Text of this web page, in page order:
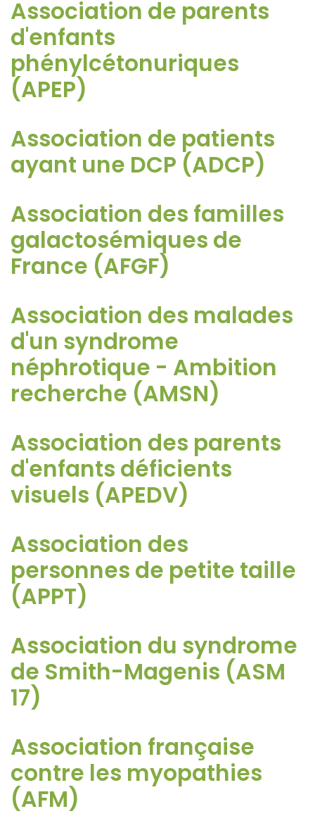
Association de parents
d'enfants
phénylcétonuriques
(APEP)
Association de patients
ayant une DCP (ADCP)
Association des familles
galactosémiques de
France (AFGF)
Association des malades
d'un syndrome
néphrotique - Ambition
recherche (AMSN)
Association des parents
d'enfants déficients
visuels (APEDV)
Association des
personnes de petite taille
(APPT)
Association du syndrome
de Smith-Magenis (ASM
17)
Association française
contre les myopathies
(AFM)